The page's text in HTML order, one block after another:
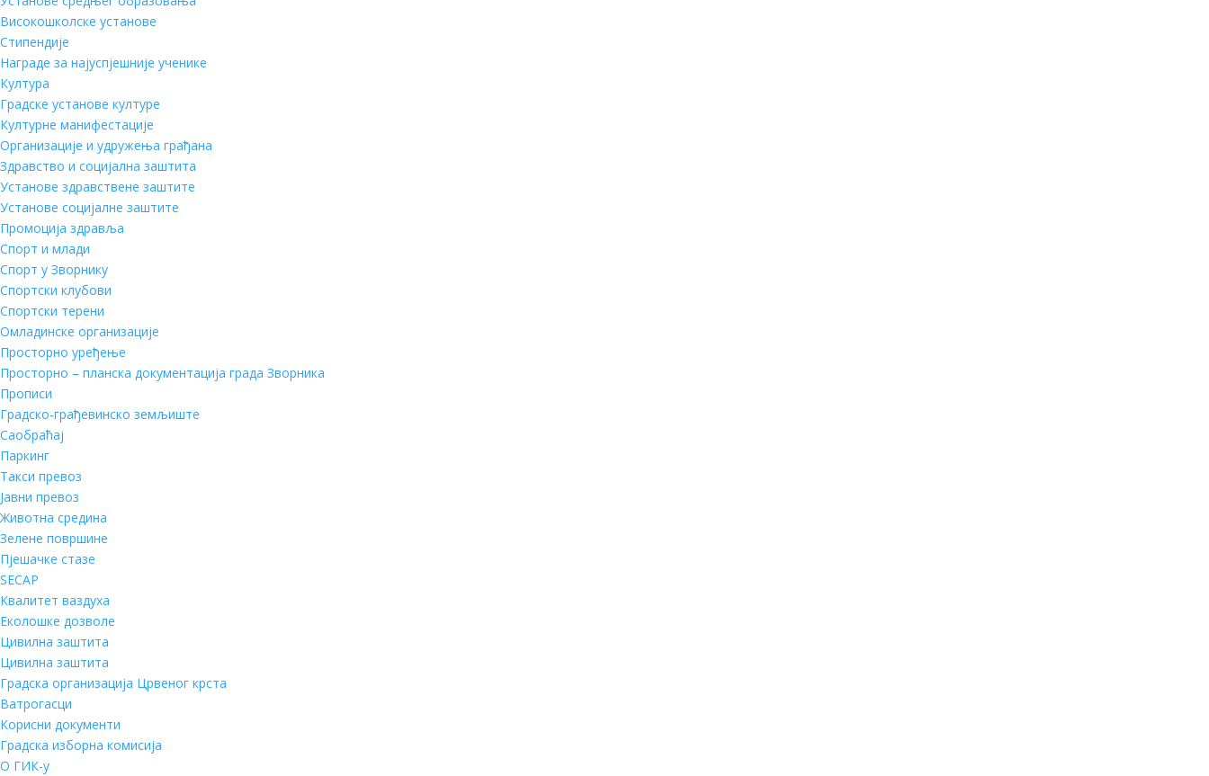
Високошколске установе
Стипендије
Награде за најуспјешније ученике
Култура
Градске установе културе
Културне манифестације
Организације и удружења грађана
Здравство и социјална заштита
Установе здравствене заштите
Установе социјалне заштите
Промоција здравља
Спорт и млади
Спорт у Зворнику
Спортски клубови
Спортски терени
Омладинске организације
Просторно уређење
Просторно – планска документација града Зворника
Прописи
Градско-грађевинско земљиште
Саобраћај
Паркинг
Такси превоз
Јавни превоз
Животна средина
Зелене површине
Пјешачке стазе
SECAP
Квалитет ваздуха
Еколошке дозволе
Цивилна заштита
Цивилна заштита
Градска организација Црвеног крста
Ватрогасци
Корисни документи
Градска изборна комисија
О ГИК-у